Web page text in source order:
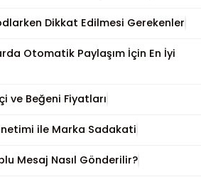
Dikkat Edilmesi Gerekenler
Otomatik Paylaşım İçin En İyi
ve Beğeni Fiyatları
ile Marka Sadakati
Mesaj Nasıl Gönderilir?